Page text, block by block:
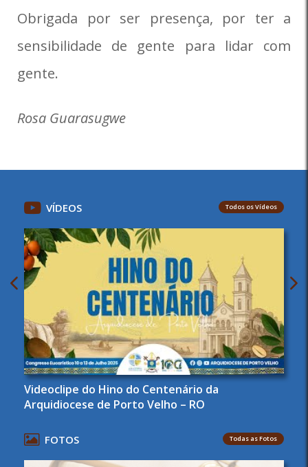
Obrigada por ser presença, por ter a
sensibilidade de gente para lidar com
gente.
Rosa Guarasugwe
VÍDEOS Todos os Vídeos
Videoclipe do Hino do Centenário da
Arquidiocese de Porto Velho – RO
FOTOS Todas as Fotos